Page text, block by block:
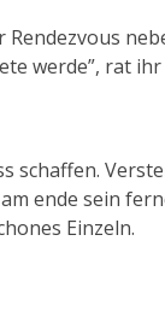
werde”, rat ihr
schaffen.
ende sein
Einzeln.